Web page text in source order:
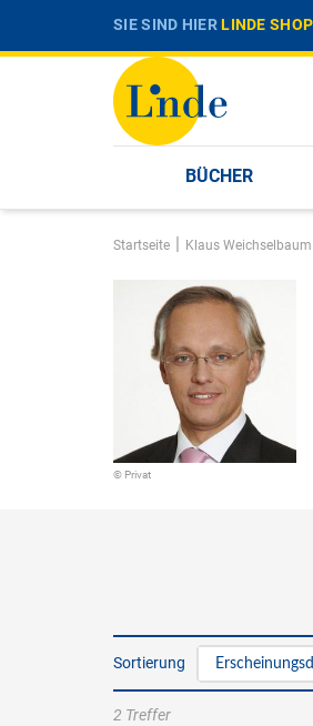
SIE SIND HIERLINDE SHOP
BÜCHER
Startseite | Klaus Weichselbaum
© Privat
Sortierung
2 Treffer